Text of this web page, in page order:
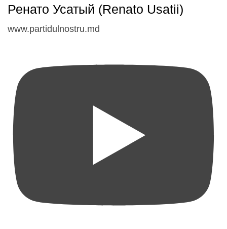
Ренато Усатый (Renato Usatii)
www.partidulnostru.md